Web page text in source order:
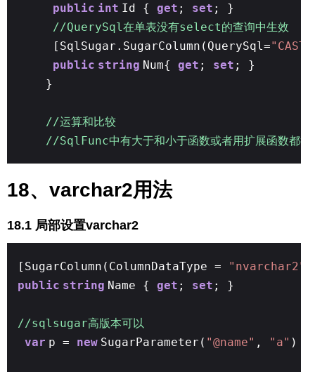
public int Id { get ; set ; }
//QuerySql在单表没有select的查询中生效
[SqlSugar.SugarColumn(QuerySql=
public string Num{ get ; set ; }
}
//运算和比较
//SqlFunc中有大于和小于函数或者用扩展函数都行
18、varchar2用法
18.1 局部设置varchar2
[SugarColumn(ColumnDataType = "nvarchar2"
public string Name { get ; set ; }
//sqlsugar高版本可以
var p = new SugarParameter( "@name" , "a" ) {